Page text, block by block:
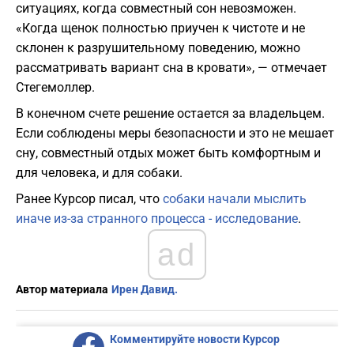
ситуациях, когда совместный сон невозможен.
«Когда щенок полностью приучен к чистоте и не
склонен к разрушительному поведению, можно
рассматривать вариант сна в кровати», — отмечает
Стегемоллер.
В конечном счете решение остается за владельцем.
Если соблюдены меры безопасности и это не мешает
сну, совместный отдых может быть комфортным и
для человека, и для собаки.
Ранее Курсор писал, что собаки начали мыслить
иначе из-за странного процесса - исследование.
ad
Автор материала Ирен Давид.
Комментируйте новости Курсор